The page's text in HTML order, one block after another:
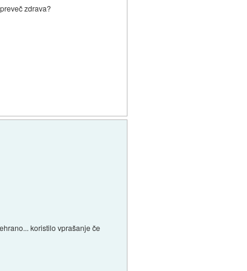
zdrava?
koristilo vprašanje če